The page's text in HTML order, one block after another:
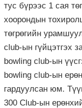
тус бүрээс 1 сая
хоорондын
төгрөгийн
club-ын гүйцэтгэх
bowling club-ын
bowling club-ын
гардуулсан юм.
300 Club-ын